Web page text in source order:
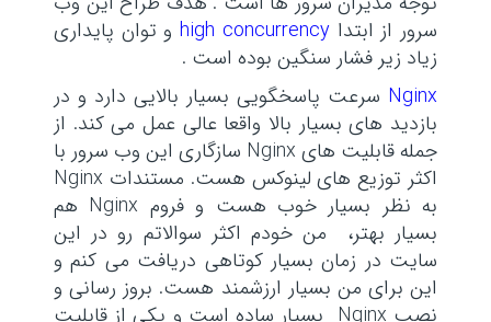
سرور از ابتداhigh concurrencyو توان پایداری
زیاد زیر فشار سنگین بوده است .
Nginx سرعت پاسخگویی بسیار بالایی دارد و در
بازدید های بسیار بالا واقعا عالی عمل می کند. از
جمله قابلیت های Nginx سازگاری این وب سرور با
اکثر توزیع های لینوکس هست. مستندات Nginx
به نظر بسیار خوب هست و فروم Nginx هم
بسیار بهتر، من خودم اکثر سوالاتم رو در این
سایت در زمان بسیار کوتاهی دریافت می کنم و
این برای من بسیار ارزشمند هست. بروز رسانی و
نصب Nginx بسیار ساده است و یکی از قابلیت